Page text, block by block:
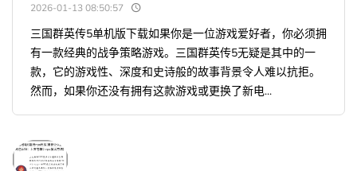
2026-01-13 08:50:57
三国群英传5单机版下载如果你是一位游戏爱好者，你必须拥
有一款经典的战争策略游戏。三国群英传5无疑是其中的一
款，它的游戏性、深度和史诗般的故事背景令人难以抗拒。
然而，如果你还没有拥有这款游戏或更换了新电...